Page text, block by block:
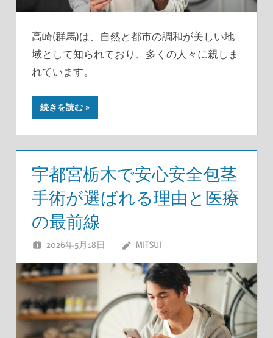
高崎(群馬)は、自然と都市の調和が美しい地
域として知られており、多くの人々に親しま
れています。
続きを読む
宇都宮栃木で安心安全包茎
手術が選ばれる理由と医療
の最前線
2026年5月18日 MITSUI